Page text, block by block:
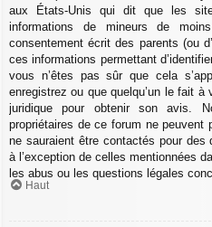
aux États-Unis qui dit que les
informations de mineurs de
consentement écrit des parents (ou
ces informations permettant
vous n’êtes pas sûr que cela
enregistrez ou que quelqu’un le fait
juridique pour obtenir son avis.
propriétaires de ce forum ne peuvent
ne sauraient être contactés pour des
à l’exception de celles mentionnées
les abus ou les questions légales
Haut